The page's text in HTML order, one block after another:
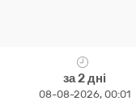
за 2 дні
08-08-2026, 00:01